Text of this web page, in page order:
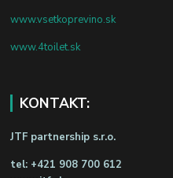
www.vsetkoprevino.sk
www.4toilet.sk
KONTAKT:
JTF partnership s.r.o.
tel: +421 908 700 612